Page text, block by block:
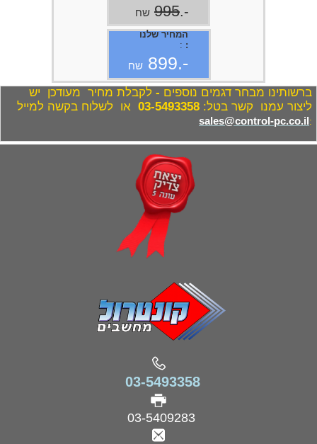
המחיר שלנו
:
:
-.899 שח
-.
995 שח
03-5409283
03-5493358
ברשותינו מבחר דגמים נוספים - לקבלת מחיר מעודכן יש
ליצור עמנו קשר בטל: 03-5493358 או לשלוח בקשה למייל
:
sales@control-pc.co.il